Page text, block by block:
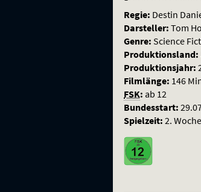
Regie: Destin
Darsteller: Tom
Genre: Science
Produktionsland:
Produktionsjahr:
Filmlänge: 146
FSK: ab 12
Bundesstart:
Spielzeit: 2. Woche